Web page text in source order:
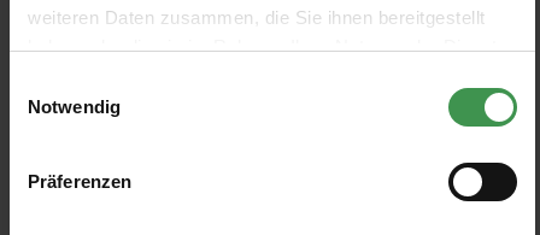
weiteren Daten zusammen, die Sie ihnen bereitgestellt
haben oder die sie im Rahmen Ihrer Nutzung der Dienste
Notwendig
Präferenzen
Tapete Calligraphy
8 Farben
Tapete Reflection
Ab 210,00 €
Tapete Enhance